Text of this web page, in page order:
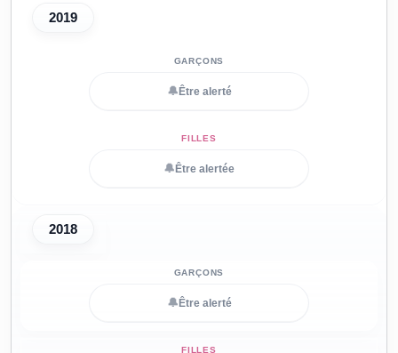
2019
🔔 Être alerté
🔔 Être alertée
2018
🔔 Être alerté